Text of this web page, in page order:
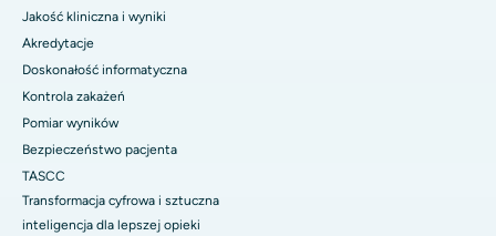
Jakość kliniczna i wyniki
Akredytacje
Doskonałość informatyczna
Kontrola zakażeń
Pomiar wyników
Bezpieczeństwo pacjenta
TASCC
Transformacja cyfrowa i sztuczna
inteligencja dla lepszej opieki